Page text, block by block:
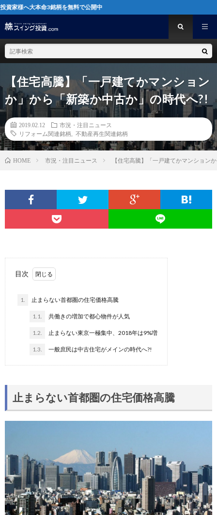
命3銘柄を無料で公開中
【住宅高騰】「一戸建てかマンション
か」から「新築か中古か」の時代へ?!
2019.02.12
市況・注目ニュース
リフォーム関連銘柄
不動産再生関連銘柄
HOME 市況・注目ニュース 【住宅高騰】「一戸建てかマンション
目次
1. 止まらない首都圏の住宅価格高騰
1.1. 共働きの増加で都心物件が人気
1.2. 止まらない東京一極集中、2018年は9%増
1.3. 一般庶民は中古住宅がメインの時代へ?!
止まらない首都圏の住宅価格高騰